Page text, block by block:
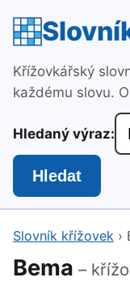
Křížovkářský
každému slovu.
Hledaný výraz:
Hledat
Slovník křížovek ›
Bema –